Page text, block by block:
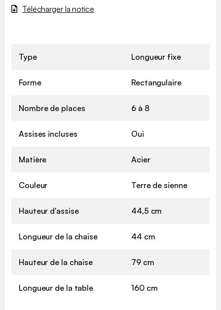
Télécharger la notice
Type Longueur fixe
Forme Rectangulaire
Nombre de places 6 à 8
Assises incluses Oui
Matière Acier
Couleur Terre de sienne
Hauteur d'assise 44,5 cm
Longueur de la chaise 44 cm
Hauteur de la chaise 79 cm
Longueur de la table 160 cm